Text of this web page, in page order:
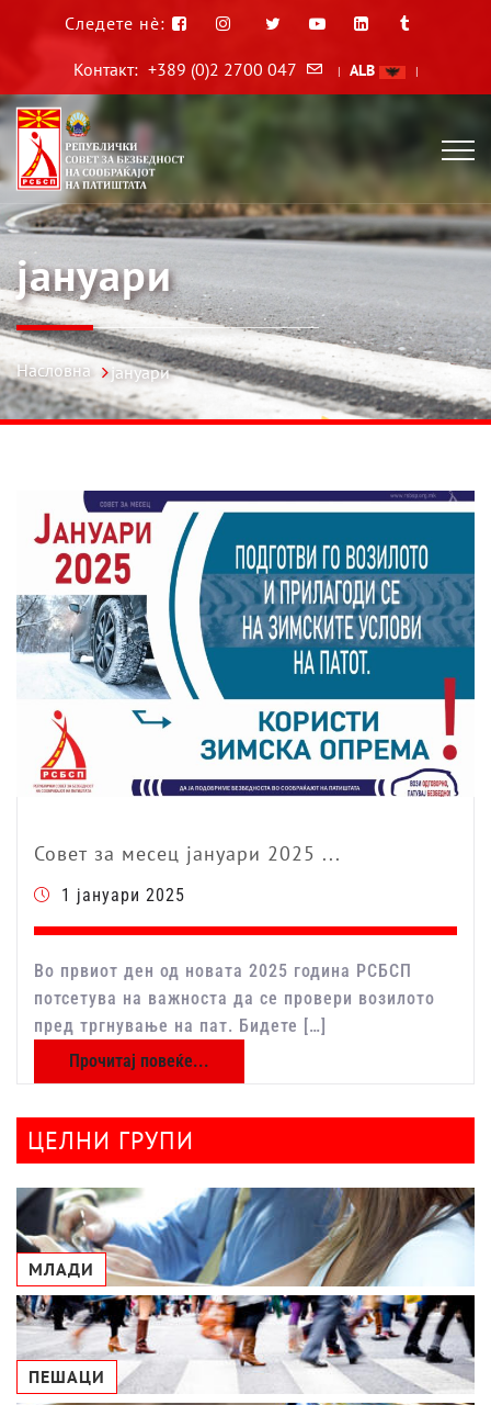
Следете нè:
Контакт: +389 (0)2 2700 047 | ALB |
јануари
Насловна јануари
Совет за месец јануари 2025 ...
1 јануари 2025
Во првиот ден од новата 2025 година РСБСП
потсетува на важноста да се провери возилото
пред тргнување на пат. Бидете […]
Прочитај повеќе...
ЦЕЛНИ ГРУПИ
МЛАДИ
ПЕШАЦИ